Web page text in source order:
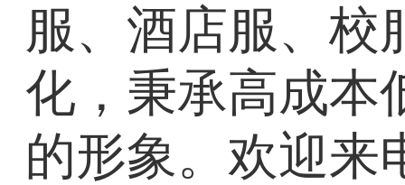
服、酒店服、校
化，秉承高成本
的形象。欢迎来